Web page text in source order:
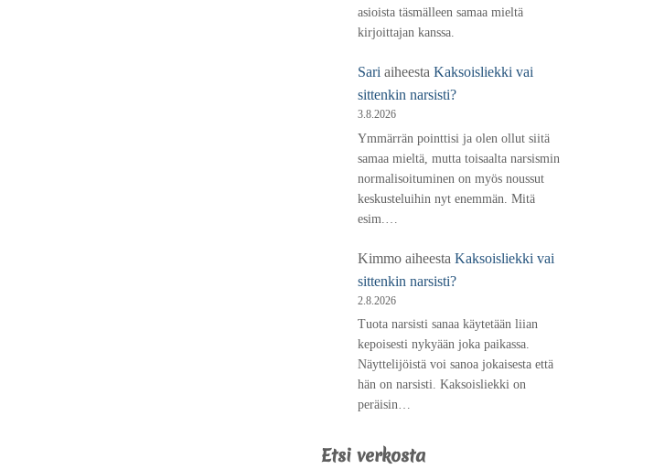
asioista täsmälleen samaa mieltä
kirjoittajan kanssa.
Sariaiheesta Kaksoisliekki vai
sittenkin narsisti?
3.8.2026
Ymmärrän pointtisi ja olen ollut siitä
samaa mieltä, mutta toisaalta narsismin
normalisoituminen on myös noussut
keskusteluihin nyt enemmän. Mitä
esim.…
Kimmoaiheesta Kaksoisliekki vai
sittenkin narsisti?
2.8.2026
Tuota narsisti sanaa käytetään liian
kepoisesti nykyään joka paikassa.
Näyttelijöistä voi sanoa jokaisesta että
hän on narsisti. Kaksoisliekki on
peräisin…
Etsi verkosta